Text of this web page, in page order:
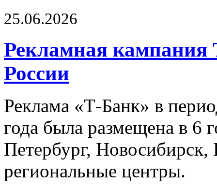
25.06.2026
Рекламная кампания
России
Реклама «Т-Банк» в
года была размещена в 6
Петербург,
региональные центры.